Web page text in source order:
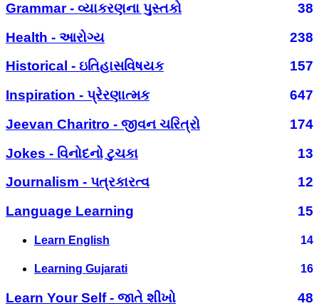
Grammar - વ્યાકરણના પુસ્તકો
38
Health - આરોગ્ય
238
Historical - ઇતિહાસવિષયક
157
Inspiration - પ્રેરણાત્મક
647
Jeevan Charitro - જીવન ચરિત્રો
174
Jokes - વિનોદનો ટુચકા
13
Journalism - પત્રકારત્વ
12
Language Learning
15
Learn English 14
Learning Gujarati 16
Learn Your Self - જાતે શીખો
48